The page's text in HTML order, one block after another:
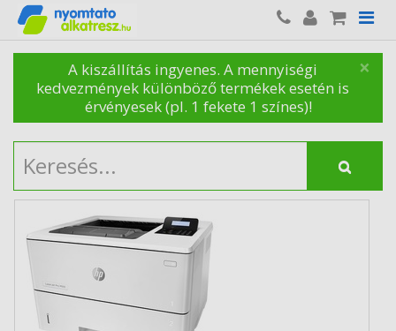
×
A kiszállítás ingyenes. A mennyiségi
kedvezmények különböző termékek esetén is
érvényesek (pl. 1 fekete 1 színes)!